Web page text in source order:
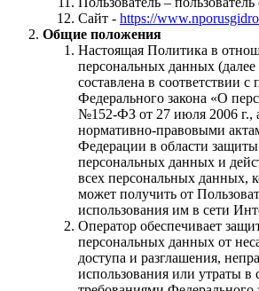
Сайт - https://
Общие положения
Настоящая Политика в
персональных данных
составлена в соответствии с
Федерального закона «О
№152-ФЗ от 27 июля 2006 г.,
нормативно-правовыми
Федерации в области
персональных данных и
всех персональных данных,
может получить от
использования им в сети
Оператор обеспечивает
персональных данных от
доступа и разглашения,
использования или утраты в